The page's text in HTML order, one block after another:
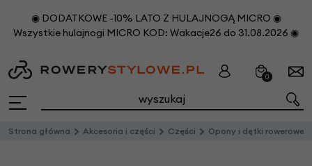
◉ DODATKOWE -10% LATO Z HULAJNOGĄ MICRO ◉
Wszystkie hulajnogi MICRO KOD: Wakacje26 do 31.08.2026 ◉
0
Strona główna Akcesoria i części Części Opony i dętki rowerowe